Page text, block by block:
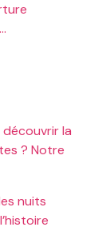
la
? Notre
nuits